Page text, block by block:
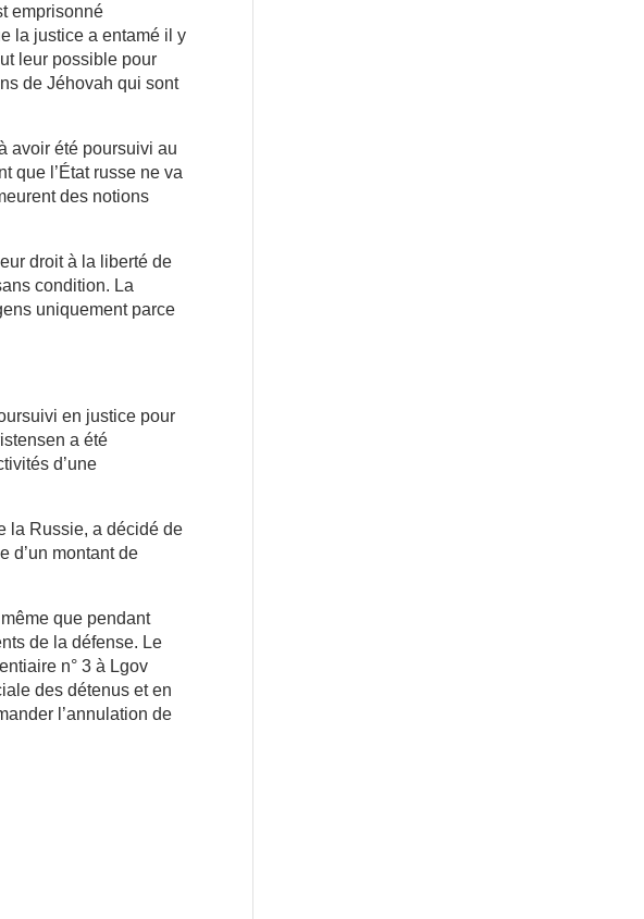
emprisonné
la justice a entamé il y
leur possible pour
de Jéhovah qui sont
avoir été poursuivi au
que l’État russe ne va
des notions
droit à la liberté de
condition. La
uniquement parce
en justice pour
a été
d’une
la Russie, a décidé de
d’un montant de
que pendant
de la défense. Le
n° 3 à Lgov
des détenus et en
l’annulation de